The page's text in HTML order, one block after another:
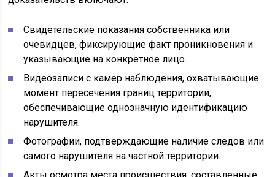
Свидетельские показания собственника или
очевидцев, фиксирующие факт проникновения и
указывающие на конкретное лицо.
Видеозаписи с камер наблюдения, охватывающие
момент пересечения границ территории,
обеспечивающие однозначную идентификацию
нарушителя.
Фотографии, подтверждающие наличие следов или
самого нарушителя на частной территории.
Акты осмотра места происшествия, составленные